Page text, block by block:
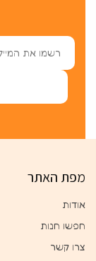
מפת האתר
אודות
חפשו חנות
צרו קשר